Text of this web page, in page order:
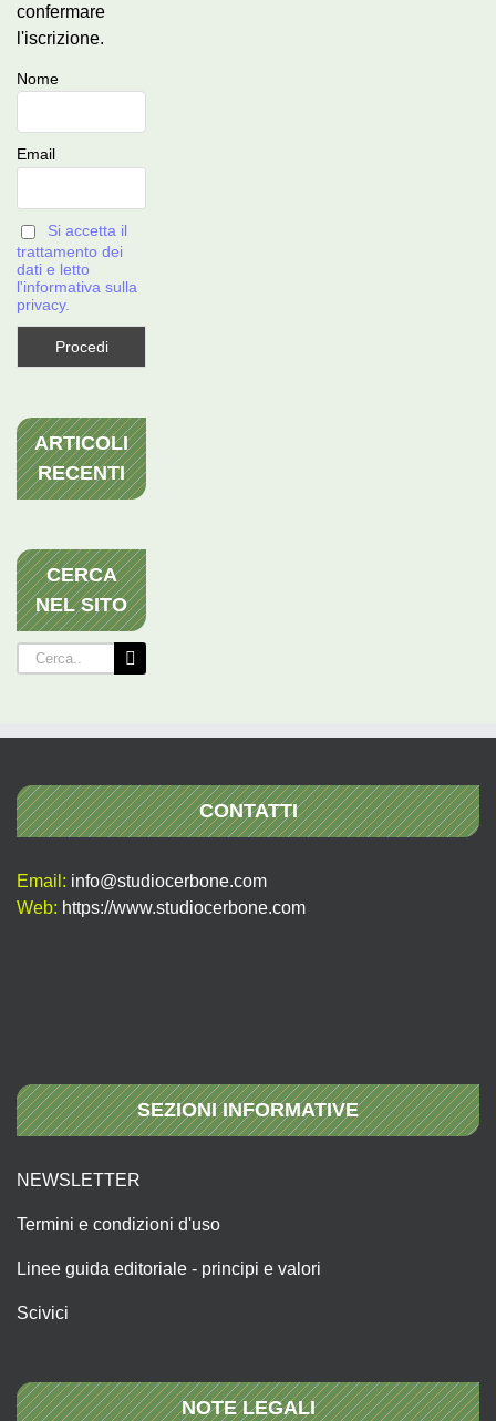
confermare
l'iscrizione.
Nome
Email
Si accetta il
trattamento dei
dati e letto
l'informativa sulla
privacy.
ARTICOLI
RECENTI
CERCA
NEL SITO
Cerca
per:
CONTATTI
Email: info@studiocerbone.com
Web: https://www.studiocerbone.com
SEZIONI INFORMATIVE
NEWSLETTER
Termini e condizioni d'uso
Linee guida editoriale - principi e valori
Scivici
NOTE LEGALI